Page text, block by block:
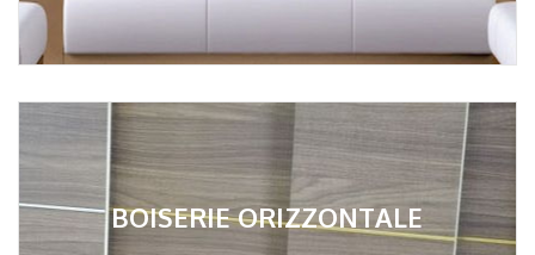
BOISERIE ORIZZONTALE